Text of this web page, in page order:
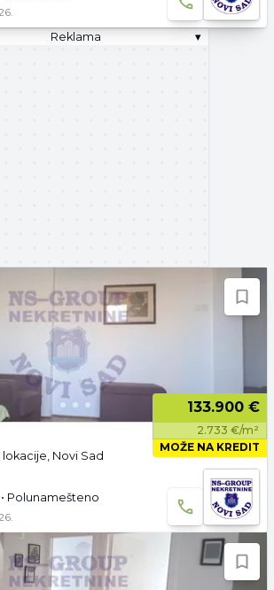
Reklama ▾
133.900 €
2.733 €/m²
MOŽE NA KREDIT
Novi Sad
Polunamešteno